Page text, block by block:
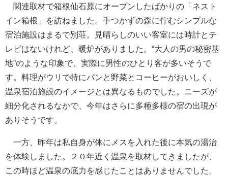
関連取材で箱根仙石原にオープンしたばかりの「ネスト
イン箱根」を訪ねました。手つかずの森に佇むシンプルな
宿泊施設はまるで別荘。見晴らしのいい客室には時計とテ
レビはないけれど、暖炉がありました。“大人の男の秘密基
地”のような印象で、実際に男性のひとり客が多いそうで
す。料理がウリで特にパンと野菜とコーヒーがおいしく、
温泉宿泊施設のイメージとは異なるものでした。ニーズが
細分化されるなかで、今年はさらに多種多様の宿の出現が
ありそうです。
一方、昨年は私自身が体にメスを入れた後に本気の湯治
を体験しました。２０年近く温泉を取材してきましたが、
この時ほど温泉の底力を感じたことはありませんでした。